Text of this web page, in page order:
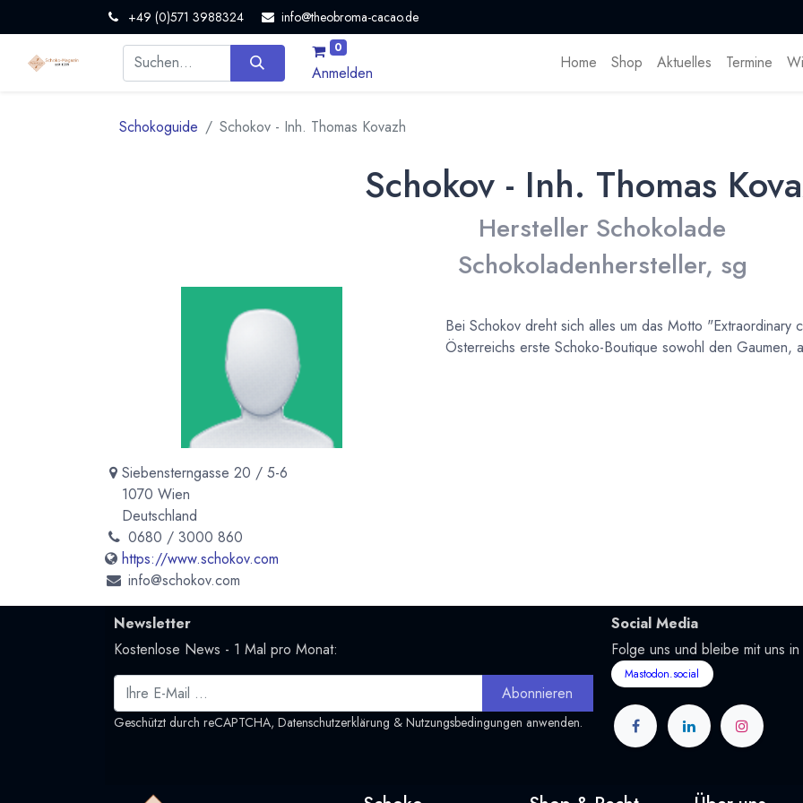
+49 (0)571 3988324 info@theobroma-cacao.de
0
Anmelden
Home Shop Aktuelles Termine
Schokoguide Schokov - Inh. Thomas Kovazh
Schokov - Inh. Thomas
Hersteller Schokolade
Schokoladenhersteller, sg
Siebensterngasse 20 / 5-6
1070 Wien
Deutschland
0680 / 3000 860
https://www.schokov.com
info@schokov.com
Bei Schokov dreht sich alles um das Motto
Österreichs erste Schoko-Boutique sowohl den Gaumen,
Newsletter
Kostenlose News - 1 Mal pro Monat:
Abonnieren
Geschützt durch reCAPTCHA, Datenschutzerklärung & Nutzungsbedingungen anwenden.
Social Media
Folge uns und bleibe mit uns in
Mastodon.social